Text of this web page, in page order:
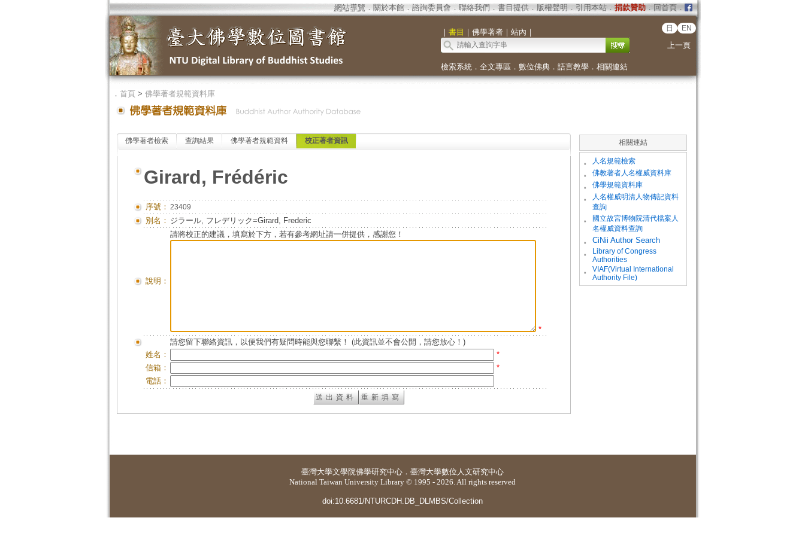
網站導覽 ． 關於本館． 諮詢委員會． 聯絡我們 ． 書目提供． 版權聲明 ． 引用本站． 捐款贊助．回首頁．
｜ 書目 ｜ 佛學著者｜ 站內 ｜ 日 EN
上一頁
檢索系統． 全文專區 ． 數位佛典． 語言教學． 相關連結
． 首頁> 佛學著者規範資料庫
佛學著者檢索 查詢結果 佛學著者規範資料 校正著者資訊
Girard, Frédéric
序號： 23409
別名： ジラール, フレデリック=Girard, Frederic
說明：
請將校正的建議，填寫於下方，若有參考網址請一併提供，感謝您！
*
請您留下聯絡資訊，以便我們有疑問時能與您聯繫！ (此資訊並不會公開，請您放心！)
姓名：
*
信箱：
*
電話：
相關連結
。 人名規範檢索
。 佛教著者人名權威資料庫
。 佛學規範資料庫
。
人名權威明清人物傳記資料
查詢
。
國立故宮博物院清代檔案人
名權威資料查詢
。
CiNii Author Search
。
Library of Congress
Authorities
。
VIAF(Virtual International
Authority File)
臺灣大學文學院佛學研究中心 ． 臺灣大學數位人文研究中心
National Taiwan University Library © 1995 - 2026. All rights reserved
doi:10.6681/NTURCDH.DB_DLMBS/Collection